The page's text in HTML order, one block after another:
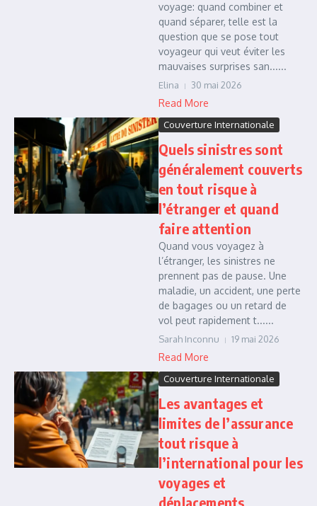
voyage: quand combiner et
quand séparer, telle est la
question que se pose tout
voyageur qui veut éviter les
mauvaises surprises san......
Elina 30 mai 2026
Read More
Couverture Internationale
Quels sinistres sont
généralement couverts
en tout risque à
l’étranger et quand
faire attention
Quand vous voyagez à
l’étranger, les sinistres ne
prennent pas de pause. Une
maladie, un accident, une perte
de bagages ou un retard de
vol peut rapidement t......
Sarah Inconnu 19 mai 2026
Read More
Couverture Internationale
Les avantages et
limites de l’assurance
tout risque à
l’international pour les
voyages et
déplacements